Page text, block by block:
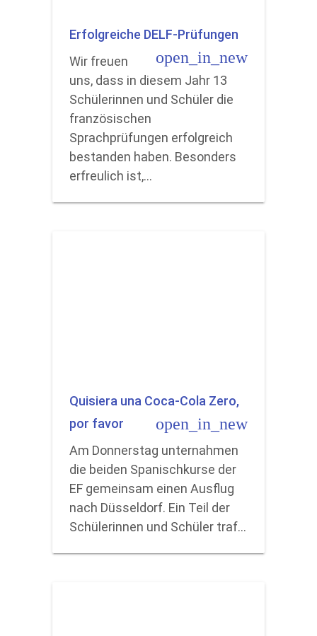
Erfolgreiche DELF-Prüfungen
open_in_new
Wir freuen
uns, dass in diesem Jahr 13
Schülerinnen und Schüler die
französischen
Sprachprüfungen erfolgreich
bestanden haben. Besonders
erfreulich ist,…
Quisiera una Coca-Cola Zero,
por favor
open_in_new
Am Donnerstag unternahmen
die beiden Spanischkurse der
EF gemeinsam einen Ausflug
nach Düsseldorf. Ein Teil der
Schülerinnen und Schüler traf…